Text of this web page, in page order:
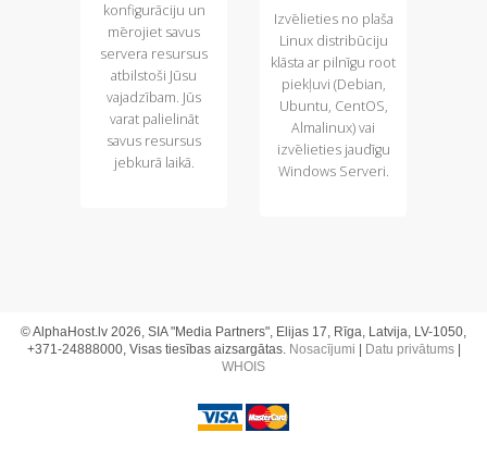
konfigurāciju un
mērojiet savus
servera resursus
atbilstoši Jūsu
vajadzībam. Jūs
varat palielināt
savus resursus
jebkurā laikā.
Izvēlieties no plaša
Linux distribūciju
klāsta ar pilnīgu root
piekļuvi (Debian,
Ubuntu, CentOS,
Almalinux) vai
izvēlieties jaudīgu
Windows Serveri.
© AlphaHost.lv 2026, SIA "Media Partners", Elijas 17, Rīga, Latvija, LV-1050,
+371-24888000, Visas tiesības aizsargātas. Nosacījumi Datu privātums|
WHOIS